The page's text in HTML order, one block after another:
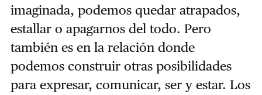
imaginada, podemos quedar atrapados,
estallar o apagarnos del todo. Pero
también es en la relación donde
podemos construir otras posibilidades
para expresar, comunicar, ser y estar. Los